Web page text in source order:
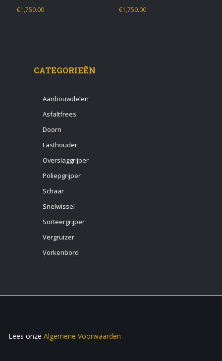
€1,750.00 €1,750.00
CATEGORIEËN
Aanbouwdelen
Asfaltfrees
Doorn
Lasthouder
Overslaggrijper
Poliepgrijper
Schaar
Snelwissel
Sorteergrijper
Vergruizer
Vorkenbord
Lees onze Algemene Voorwaarden